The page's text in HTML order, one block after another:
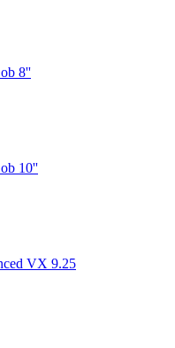
8''
10''
VX 9.25